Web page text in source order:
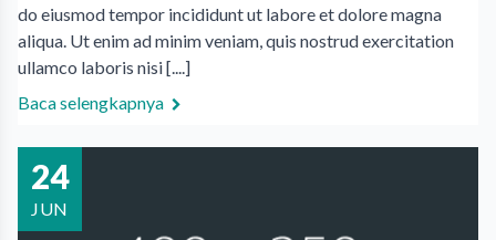
do eiusmod tempor incididunt ut labore et dolore magna
aliqua. Ut enim ad minim veniam, quis nostrud exercitation
ullamco laboris nisi [....]
Baca selengkapnya
24
JUN